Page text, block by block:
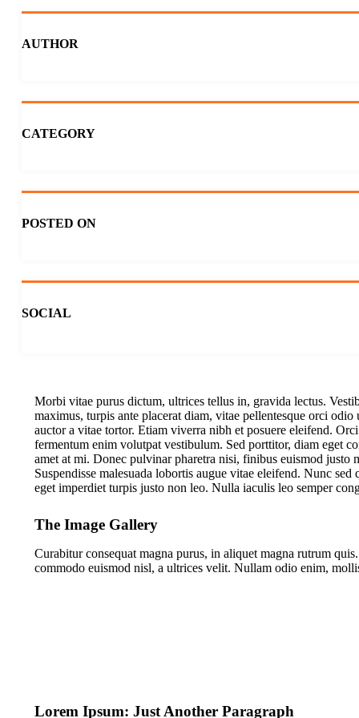
AUTHOR
CATEGORY
POSTED ON
SOCIAL
Morbi vitae purus dictum, ultrices tellus in, gravida lectus.
maximus, turpis ante placerat diam, vitae pellentesque orci
auctor a vitae tortor. Etiam viverra nibh et posuere eleifend.
fermentum enim volutpat vestibulum. Sed porttitor, diam eget
amet at mi. Donec pulvinar pharetra nisi, finibus euismod
Suspendisse malesuada lobortis augue vitae eleifend. Nunc
eget imperdiet turpis justo non leo. Nulla iaculis leo semper
The Image Gallery
Curabitur consequat magna purus, in aliquet magna rutrum
commodo euismod nisl, a ultrices velit. Nullam odio enim,
Lorem Ipsum: Just Another Paragraph